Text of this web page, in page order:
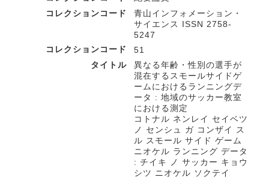
コレクションコード
青山インフォメーション・
サイエンス ISSN 2758-
5247
コレクションコード
51
タイトル
異なる年齢・性別の選手が
混在するスモールサイドゲ
ームにおけるランニングデ
ータ : 地域のサッカー教室
における測定
コトナル ネンレイ セイベツ
ノ センシュ ガ コンザイ ス
ル スモール サイド ゲーム
ニオケル ランニング データ
: チイキ ノ サッカー キョウ
シツ ニオケル ソクテイ